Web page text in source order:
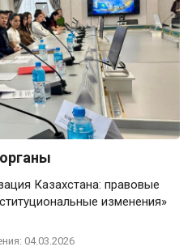
Казахстана: правовые
изменения»
04.03.2026